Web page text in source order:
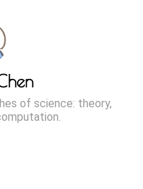
of science: theory,